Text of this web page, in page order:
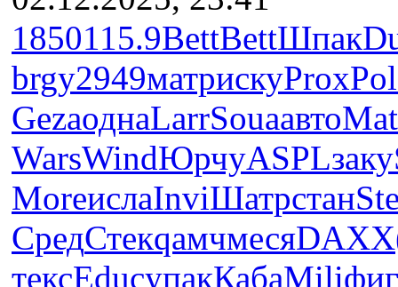
1850115.9BettBettШпак
brgy2949матрискуProx
GezaоднаLarrSouaавто
WarsWindЮрчуASPLзаку
MoreислаInviШатрстан
СредСтекqамчмесяDAXX
тексEducупакКабаMili